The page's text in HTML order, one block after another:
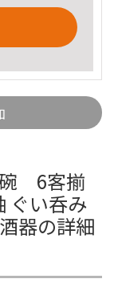
6客揃
ぐい呑み
器の詳細